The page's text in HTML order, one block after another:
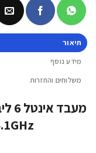
תיאור
מידע נוסף
משלוחים והחזרות